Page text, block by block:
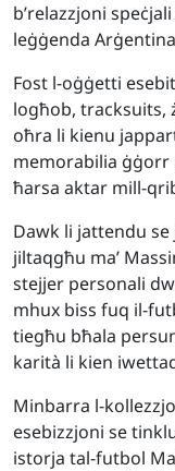
b’relazzjoni
leġġenda
Fost l-oġġetti
logħob, tracksuits,
oħra li kienu
memorabilia
ħarsa aktar mill-
Dawk li jattendu
jiltaqgħu ma’
stejjer personali
mhux biss fuq il-
tiegħu bħala
karità li kien
Minbarra l-
esebizzjoni se
istorja tal-futbol